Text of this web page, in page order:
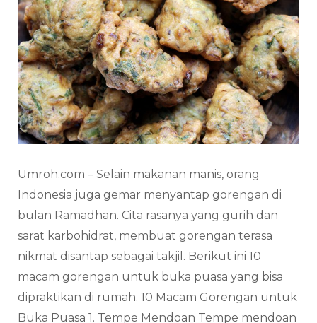
Umroh.com – Selain makanan manis, orang
Indonesia juga gemar menyantap gorengan di
bulan Ramadhan. Cita rasanya yang gurih dan
sarat karbohidrat, membuat gorengan terasa
nikmat disantap sebagai takjil. Berikut ini 10
macam gorengan untuk buka puasa yang bisa
dipraktikan di rumah. 10 Macam Gorengan untuk
Buka Puasa 1. Tempe Mendoan Tempe mendoan